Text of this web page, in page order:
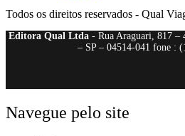
Todos os direitos reservados - Qual
Editora Qual Ltda- Rua Araguari, 817 –
– SP – 04514-041 fone :
Navegue pelo site